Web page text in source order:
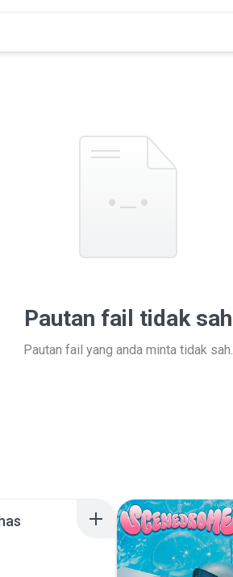
Pautan fail tidak sah
Pautan fail yang anda minta tidak sah.